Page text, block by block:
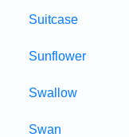
Suitcase
Sunflower
Swallow
Swan